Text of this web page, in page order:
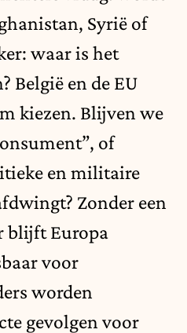
Syrië of
waar is het
België en de EU
kiezen. Blijven we
of
en militaire
Zonder een
blijft Europa
voor
worden
gevolgen voor